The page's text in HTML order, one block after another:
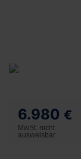
6.980 €
MwSt. nicht
ausweisbar